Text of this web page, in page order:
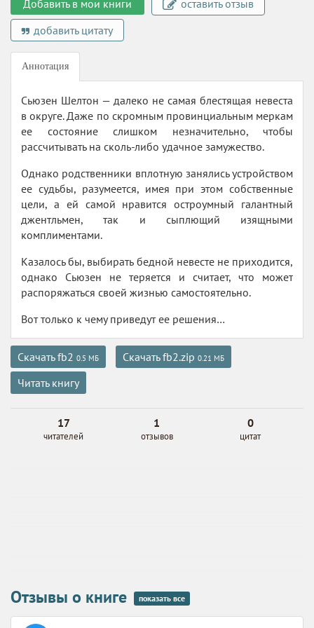
Добавить в мои книги
оставить отзыв
добавить цитату
Аннотация
Сьюзен Шелтон — далеко не самая блестящая невеста
в округе. Даже по скромным провинциальным меркам
ее состояние слишком незначительно, чтобы
рассчитывать на сколь-либо удачное замужество.
Однако родственники вплотную занялись устройством
ее судьбы, разумеется, имея при этом собственные
цели, а ей самой нравится остроумный галантный
джентльмен, так и сыплющий изящными
комплиментами.
Казалось бы, выбирать бедной невесте не приходится,
однако Сьюзен не теряется и считает, что может
распоряжаться своей жизнью самостоятельно.
Вот только к чему приведут ее решения…
Скачать fb2 0.5 МБ Скачать fb2.zip 0.21 МБ
Читать книгу
17
читателей
1
отзывов
0
цитат
Отзывы о книге показать все